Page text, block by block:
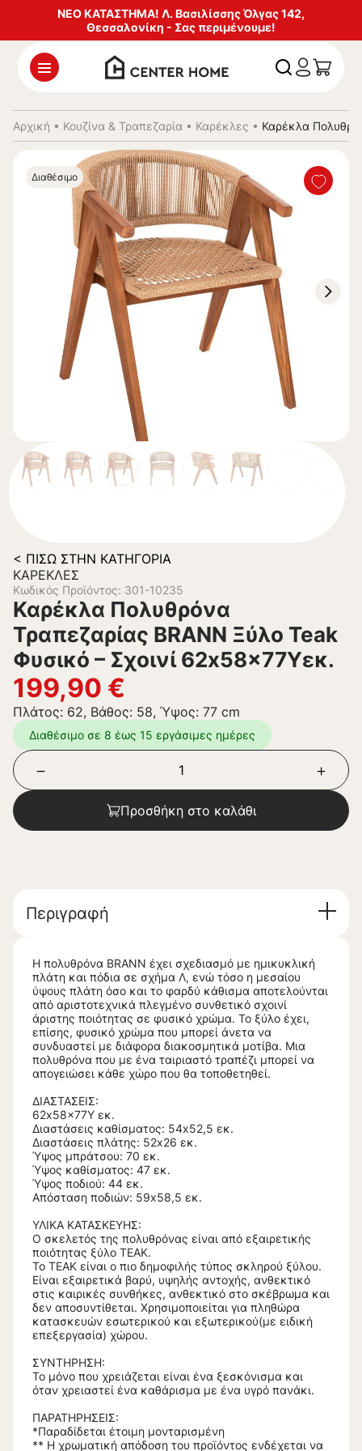
ΝΕΟ ΚΑΤΑΣΤΗΜΑ! Λ. Βασιλίσσης Όλγας 142,
Θεσσαλονίκη - Σας περιμένουμε!
Αρχική • Κουζίνα & Τραπεζαρία • Καρέκλες • Καρέκλα
Διαθέσιμο
< ΠΊΣΩ ΣΤΗΝ ΚΑΤΗΓΟΡΊΑ
ΚΑΡΈΚΛΕΣ
Κωδικός Προϊόντος: 301-10235
Καρέκλα Πολυθρόνα
Τραπεζαρίας BRANN Ξύλο Teak
Φυσικό – Σχοινί 62x58x77Υεκ.
199,90 €
Πλάτος: 62, Βάθος: 58, Ύψος: 77 cm
Διαθέσιμο σε 8 έως 15 εργάσιμες ημέρες
Προσθήκη στο καλάθι
Περιγραφή
Η πολυθρόνα BRANN έχει σχεδιασμό με ημικυκλική
πλάτη και πόδια σε σχήμα Λ, ενώ τόσο η μεσαίου
ύψους πλάτη όσο και το φαρδύ κάθισμα αποτελούνται
από αριστοτεχνικά πλεγμένο συνθετικό σχοινί
άριστης ποιότητας σε φυσικό χρώμα. Το ξύλο έχει,
επίσης, φυσικό χρώμα που μπορεί άνετα να
συνδυαστεί με διάφορα διακοσμητικά μοτίβα. Μια
πολυθρόνα που με ένα ταιριαστό τραπέζι μπορεί να
απογειώσει κάθε χώρο που θα τοποθετηθεί.
ΔΙΑΣΤΑΣΕΙΣ:
62x58x77Υ εκ.
Διαστάσεις καθίσματος: 54x52,5 εκ.
Διαστάσεις πλάτης: 52x26 εκ.
Ύψος μπράτσου: 70 εκ.
Ύψος καθίσματος: 47 εκ.
Ύψος πoδιού: 44 εκ.
Απόσταση ποδιών: 59x58,5 εκ.
ΥΛΙΚΑ ΚΑΤΑΣΚΕΥΗΣ:
Ο σκελετός της πολυθρόνας είναι από εξαιρετικής
ποιότητας ξύλο ΤΕΑΚ.
Το ΤΕΑΚ είναι ο πιο δημοφιλής τύπος σκληρού ξύλου.
Είναι εξαιρετικά βαρύ, υψηλής αντοχής, ανθεκτικό
στις καιρικές συνθήκες, ανθεκτικό στο σκέβρωμα και
δεν αποσυντίθεται. Χρησιμοποιείται για πληθώρα
κατασκευών εσωτερικού και εξωτερικού(με ειδική
επεξεργασία) χώρου.
ΣΥΝΤΗΡΗΣΗ:
Το μόνο που χρειάζεται είναι ένα ξεσκόνισμα και
όταν χρειαστεί ένα καθάρισμα με ένα υγρό πανάκι.
ΠΑΡΑΤΗΡΗΣΕΙΣ:
*Παραδίδεται έτοιμη μονταρισμένη
** Η χρωματική απόδοση του προϊόντος ενδέχεται να